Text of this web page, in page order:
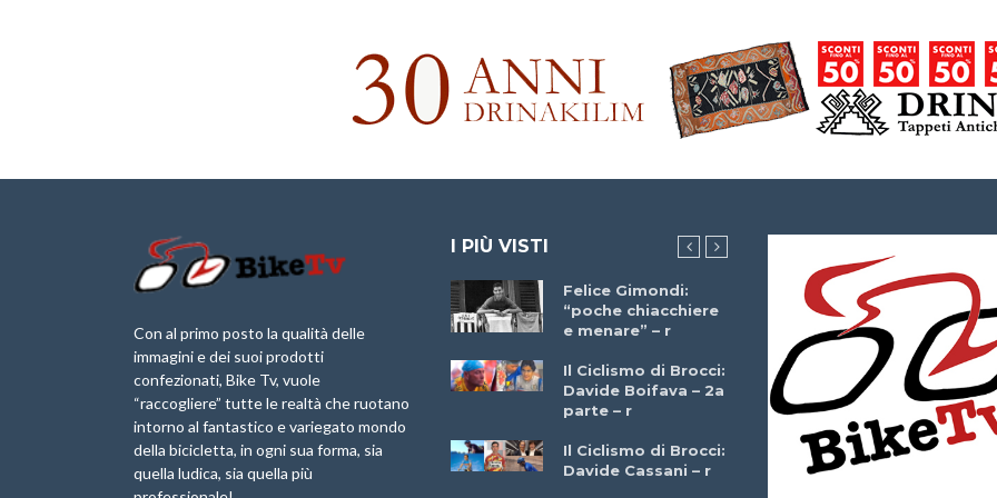
Con al primo posto la qualità delle
immagini e dei suoi prodotti
confezionati, Bike Tv, vuole
“raccogliere” tutte le realtà che ruotano
intorno al fantastico e variegato mondo
della bicicletta, in ogni sua forma, sia
quella ludica, sia quella più
I PIÙ VISTI
Minerva Edizioni e
Giancarlo Brocci
per “Bartali l’Ultimo
Anteprima
1a Edizione
Granfondo
Internazionale San
Lorenzo Cipressa –
Sabato 5 Aprile
2025
Felice Gimondi:
“poche chiacchiere
e menare” – r
Il Ciclismo di Brocci:
Davide Boifava – 2a
parte – r
Il Ciclismo di Brocci:
Davide Cassani – r
Brocci Incontra
Giuseppe Martinelli
– r
Che cos’è il
triathlon? Con
Simone Diamantini
– r